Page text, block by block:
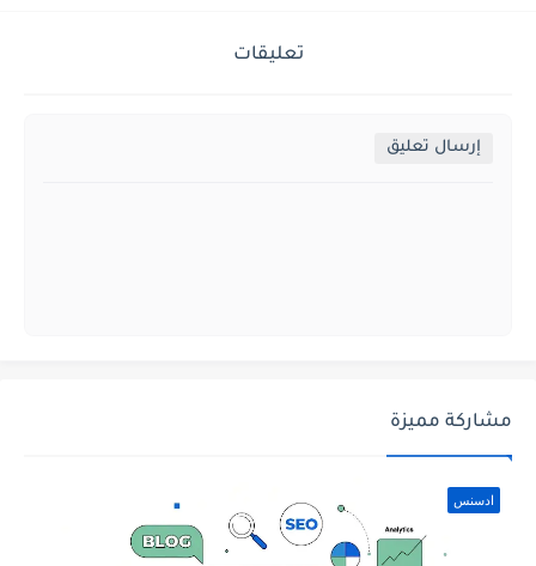
تعليقات
إرسال تعليق
مشاركة مميزة
ادسنس